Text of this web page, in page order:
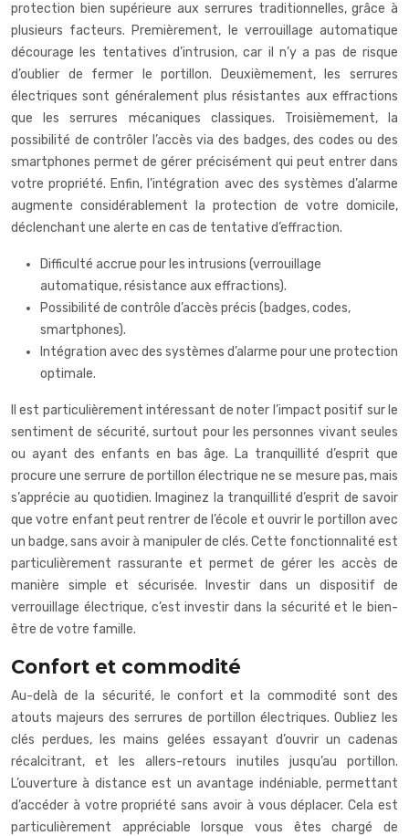
protection bien supérieure aux serrures traditionnelles, grâce à
plusieurs facteurs. Premièrement, le verrouillage automatique
décourage les tentatives d’intrusion, car il n’y a pas de risque
d’oublier de fermer le portillon. Deuxièmement, les serrures
électriques sont généralement plus résistantes aux effractions
que les serrures mécaniques classiques. Troisièmement, la
possibilité de contrôler l’accès via des badges, des codes ou des
smartphones permet de gérer précisément qui peut entrer dans
votre propriété. Enfin, l’intégration avec des systèmes d’alarme
augmente considérablement la protection de votre domicile,
déclenchant une alerte en cas de tentative d’effraction.
Difficulté accrue pour les intrusions (verrouillage
automatique, résistance aux effractions).
Possibilité de contrôle d’accès précis (badges, codes,
smartphones).
Intégration avec des systèmes d’alarme pour une protection
optimale.
Il est particulièrement intéressant de noter l’impact positif sur le
sentiment de sécurité, surtout pour les personnes vivant seules
ou ayant des enfants en bas âge. La tranquillité d’esprit que
procure une serrure de portillon électrique ne se mesure pas, mais
s’apprécie au quotidien. Imaginez la tranquillité d’esprit de savoir
que votre enfant peut rentrer de l’école et ouvrir le portillon avec
un badge, sans avoir à manipuler de clés. Cette fonctionnalité est
particulièrement rassurante et permet de gérer les accès de
manière simple et sécurisée. Investir dans un dispositif de
verrouillage électrique, c’est investir dans la sécurité et le bien-
être de votre famille.
Confort et commodité
Au-delà de la sécurité, le confort et la commodité sont des
atouts majeurs des serrures de portillon électriques. Oubliez les
clés perdues, les mains gelées essayant d’ouvrir un cadenas
récalcitrant, et les allers-retours inutiles jusqu’au portillon.
L’ouverture à distance est un avantage indéniable, permettant
d’accéder à votre propriété sans avoir à vous déplacer. Cela est
particulièrement appréciable lorsque vous êtes chargé de